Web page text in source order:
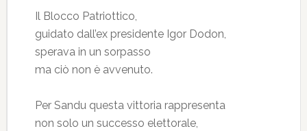
Il Blocco Patriottico,
guidato dall’ex presidente Igor Dodon,
sperava in un sorpasso
ma ciò non è avvenuto.
Per Sandu questa vittoria rappresenta
non solo un successo elettorale,